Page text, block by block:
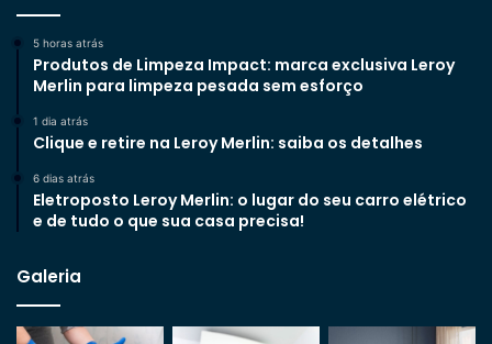
5 horas atrás
Produtos de Limpeza Impact: marca exclusiva Leroy
Merlin para limpeza pesada sem esforço
1 dia atrás
Clique e retire na Leroy Merlin: saiba os detalhes
6 dias atrás
Eletroposto Leroy Merlin: o lugar do seu carro elétrico
e de tudo o que sua casa precisa!
Galeria